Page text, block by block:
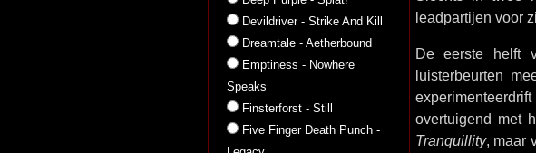
Devildriver - Strike And Kill
Dreamtale - Aetherbound
Emptiness - Nowhere
Speaks
Finsterforst - Still
Five Finger Death Punch -
leadpartijen voor
De eerste helft
luisterbeurten
overtuigend met
Tranquillity, maar